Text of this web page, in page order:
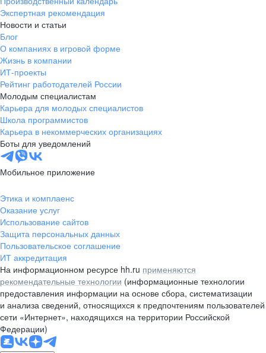
Экспертная рекомендация
Новости и статьи
Блог
О компаниях в игровой форме
Жизнь в компании
ИТ-проекты
Рейтинг работодателей России
Молодым специалистам
Карьера для молодых специалистов
Школа программистов
Карьера в некоммерческих организациях
Боты для уведомлений
Мобильное приложение
Этика и комплаенс
Оказание услуг
Использование сайтов
Защита персональных данных
Пользовательское соглашение
ИТ аккредитация
На информационном ресурсе hh.ru применяются
рекомендательные технологии (информационные технологии
предоставления информации на основе сбора, систематизации
и анализа сведений, относящихся к предпочтениям пользователей
сети «Интернет», находящихся на территории Российской
Федерации)